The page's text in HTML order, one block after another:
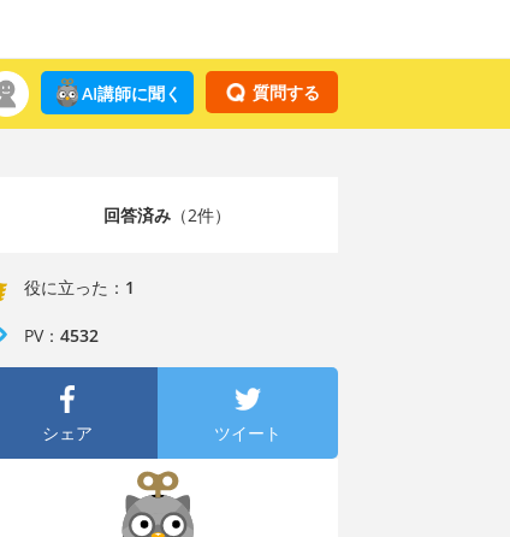
質問する
AI講師に聞く
回答済み（2件）
役に立った： 1
PV： 4532
シェア ツイート